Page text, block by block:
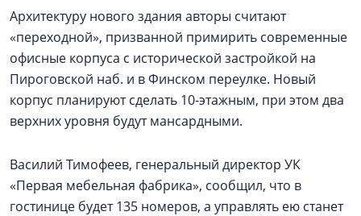
Архитектуру нового здания авторы считают
«переходной», призванной примирить современные
офисные корпуса с исторической застройкой на
Пироговской наб. и в Финском переулке. Новый
корпус планируют сделать 10-этажным, при этом два
верхних уровня будут мансардными.
Василий Тимофеев, генеральный директор УК
«Первая мебельная фабрика», сообщил, что в
гостинице будет 135 номеров, а управлять ею станет